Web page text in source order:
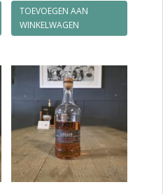
TOEVOEGEN AAN
WINKELWAGEN